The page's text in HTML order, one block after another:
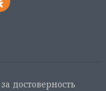
достоверность